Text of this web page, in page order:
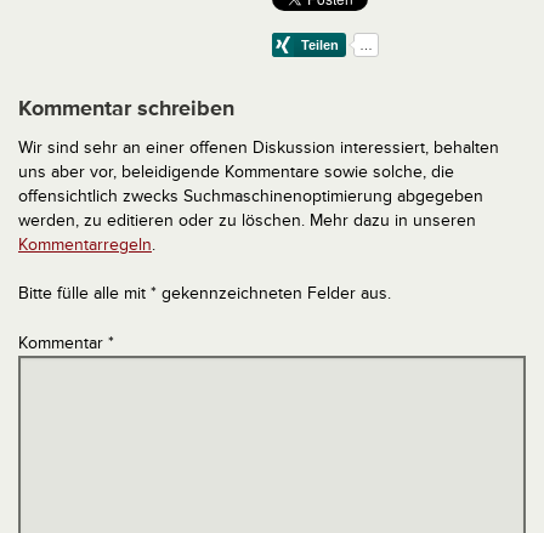
Kommentar schreiben
Wir sind sehr an einer offenen Diskussion interessiert, behalten
uns aber vor, beleidigende Kommentare sowie solche, die
offensichtlich zwecks Suchmaschinenoptimierung abgegeben
werden, zu editieren oder zu löschen. Mehr dazu in unseren
Kommentarregeln.
Bitte fülle alle mit * gekennzeichneten Felder aus.
Kommentar *